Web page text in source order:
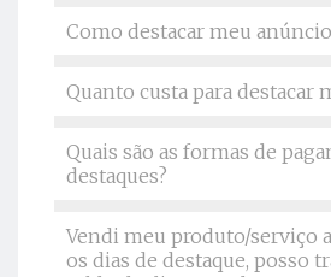
Como destacar meu
Quanto custa para destacar
Quais são as formas de
destaques?
Vendi meu produto/serviço
os dias de destaque, posso